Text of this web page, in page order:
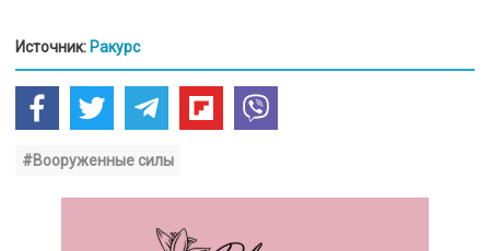
Источник: Ракурс
#Вооруженные силы